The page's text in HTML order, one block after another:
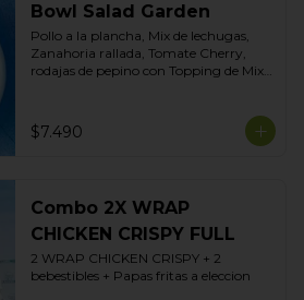
Bowl Salad Garden
Pollo a la plancha, Mix de lechugas,
Zanahoria rallada, Tomate Cherry,
rodajas de pepino con Topping de Mix
$7.490
Combo 2X WRAP
CHICKEN CRISPY FULL
2 WRAP CHICKEN CRISPY + 2
bebestibles + Papas fritas a eleccion